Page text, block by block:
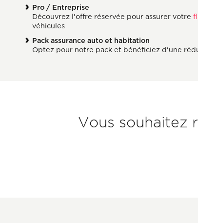
Pro / Entreprise
Découvrez l'offre réservée pour assurer votre
véhicules
Pack assurance auto et habitation
Optez pour notre pack et bénéficiez d'une
Vous souhaitez